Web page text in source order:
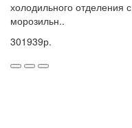
холодильного отделения с
морозильн..
301939р.